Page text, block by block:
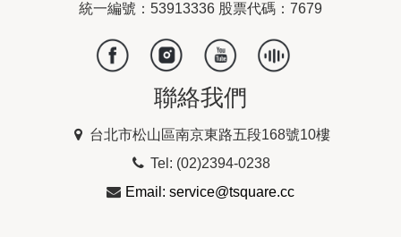
統一編號：53913336 股票代碼：7679
聯絡我們
台北市松山區南京東路五段168號10樓
Tel: (02)2394-0238
Email: service@tsquare.cc